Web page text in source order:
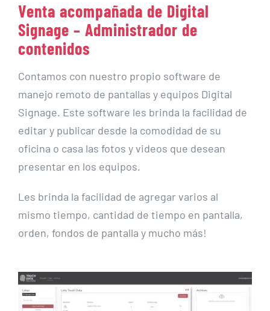
Venta acompañada de Digital
Signage – Administrador de
contenidos
Contamos con nuestro propio software de
manejo remoto de pantallas y equipos Digital
Signage. Este software les brinda la facilidad de
editar y publicar desde la comodidad de su
oficina o casa las fotos y videos que desean
presentar en los equipos.
Les brinda la facilidad de agregar varios al
mismo tiempo, cantidad de tiempo en pantalla,
orden, fondos de pantalla y mucho más!